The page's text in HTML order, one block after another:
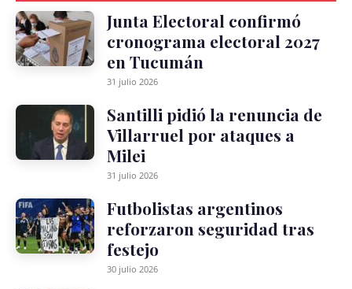
Junta Electoral confirmó
cronograma electoral 2027
en Tucumán
31 julio 2026
Santilli pidió la renuncia de
Villarruel por ataques a
Milei
31 julio 2026
Futbolistas argentinos
reforzaron seguridad tras
festejo
30 julio 2026